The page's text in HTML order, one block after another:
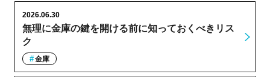
無理に金庫の鍵を開ける前に知っておくべきリス
ク
2026.06.30
金庫